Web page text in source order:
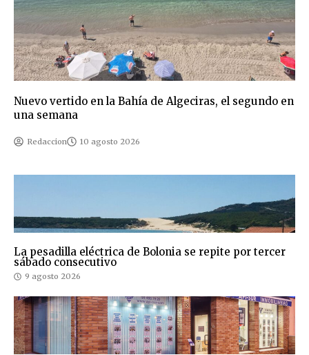
Nuevo vertido en la Bahía de Algeciras, el segundo en
una semana
Redaccion 10 agosto 2026
La pesadilla eléctrica de Bolonia se repite por tercer
sábado consecutivo
9 agosto 2026